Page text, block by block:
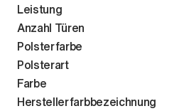
Leistung
Anzahl Türen
Polsterfarbe
Polsterart
Farbe
Herstellerfarbbezeichnung